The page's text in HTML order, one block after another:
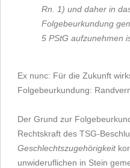
Rn. 1) und daher in
Folgebeurkundung
5 PStG aufzunehmen
Ex nunc: Für die Zukunft
Folgebeurkundung:
Der Grund zur
Rechtskraft des TSG-
Geschlechtszugehörigkeit
unwideruflichen in Stein